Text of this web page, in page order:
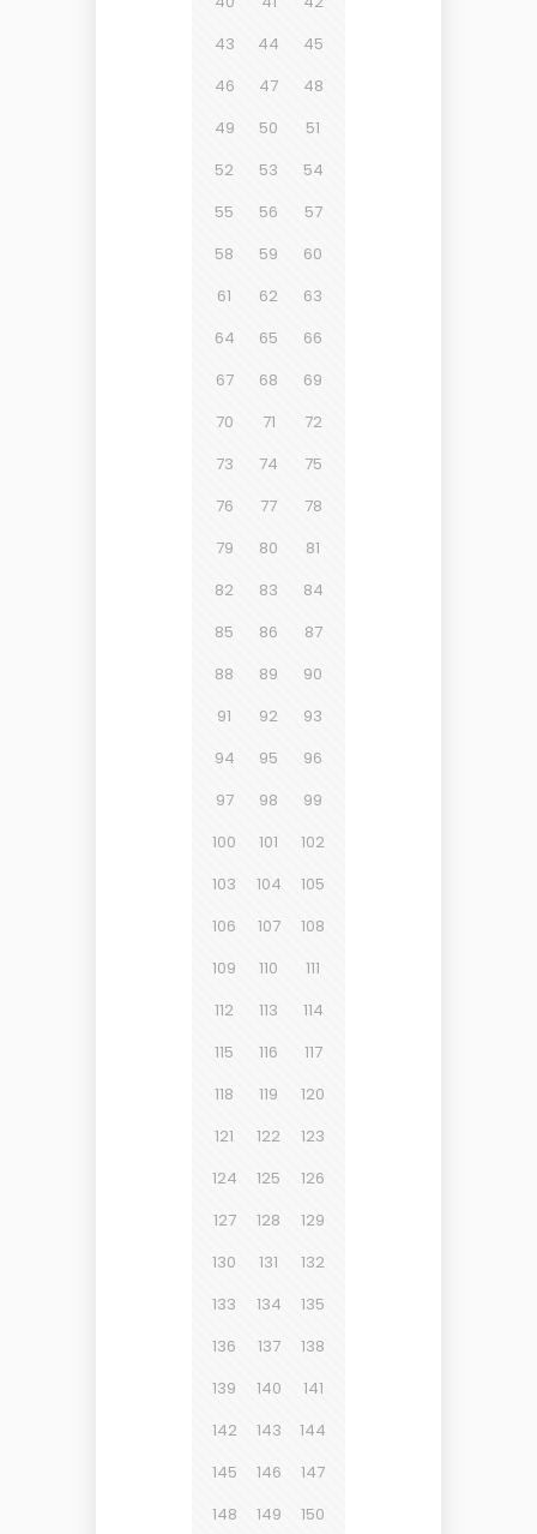
43
44
45
46
47
48
49
50
51
52
53
54
55
56
57
58
59
60
61
62
63
64
65
66
67
68
69
70
71
72
73
74
75
76
77
78
79
80
81
82
83
84
85
86
87
88
89
90
91
92
93
94
95
96
97
98
99
100
101
102
103
104
105
106
107
108
109
110
111
112
113
114
115
116
117
118
119
120
121
122
123
124
125
126
127
128
129
130
131
132
133
134
135
136
137
138
139
140
141
142
143
144
145
146
147
148
149
150